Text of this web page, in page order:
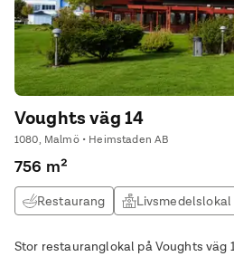
Voughts väg 14
1080, Malmö • Heimstaden AB
756 m²
Restaurang Livsmedelslokal
Stor restauranglokal på Voughts väg